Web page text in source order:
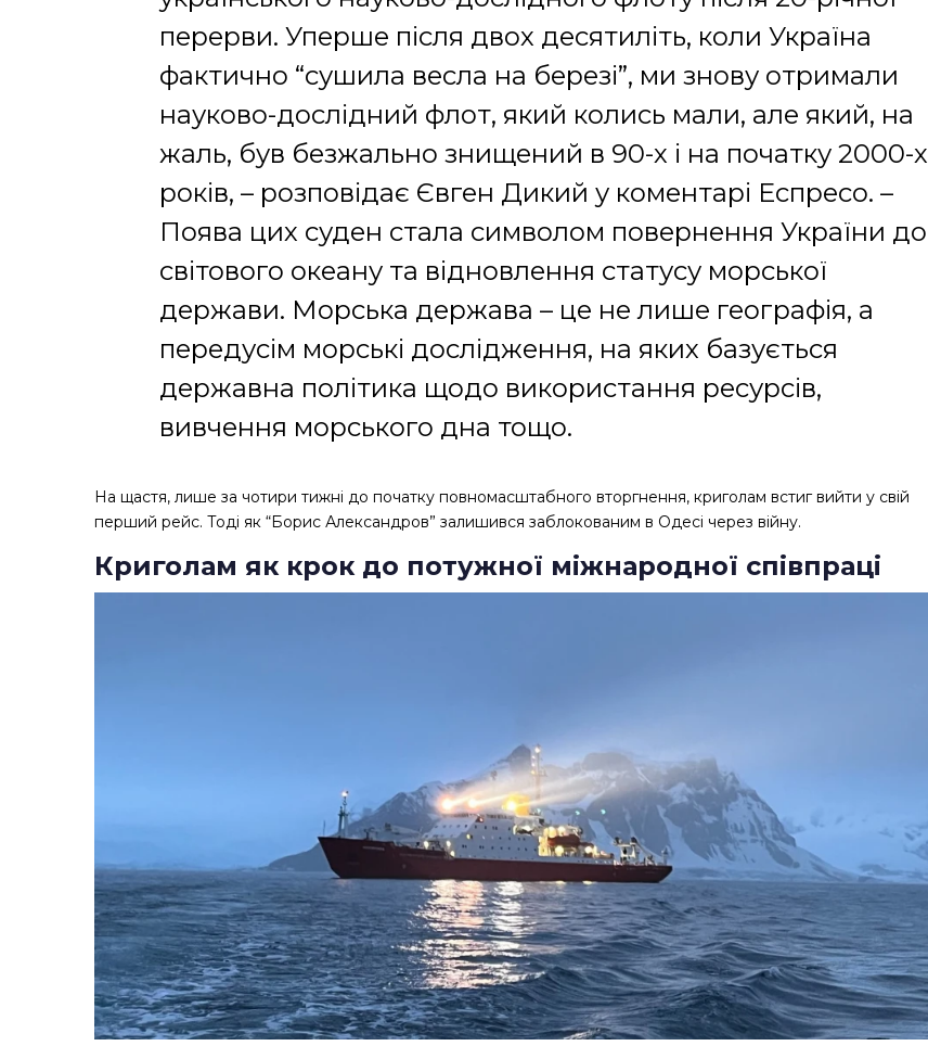
перерви. Уперше після двох десятиліть, коли Україна
фактично “сушила весла на березі”, ми знову отримали
науково-дослідний флот, який колись мали, але який, на
жаль, був безжально знищений в 90-х і на початку 2000-х
років, – розповідає Євген Дикий у коментарі Еспресо. –
Поява цих суден стала символом повернення України до
світового океану та відновлення статусу морської
держави. Морська держава – це не лише географія, а
передусім морські дослідження, на яких базується
державна політика щодо використання ресурсів,
вивчення морського дна тощо.
На щастя, лише за чотири тижні до початку повномасштабного вторгнення, криголам встиг вийти у свій
перший рейс. Тоді як “Борис Александров” залишився заблокованим в Одесі через війну.
Криголам як крок до потужної міжнародної співпраці